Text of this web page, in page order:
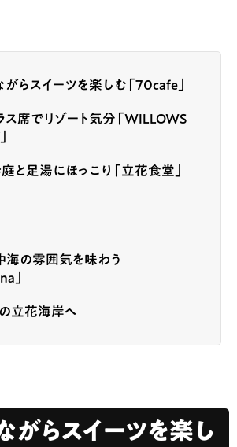
らスイーツを楽しむ「70cafe」
ス席でリゾート気分「WILLOWS
と足湯にほっこり「立花食堂」
海の雰囲気を味わう
」
立花海岸へ
がらスイーツを楽し